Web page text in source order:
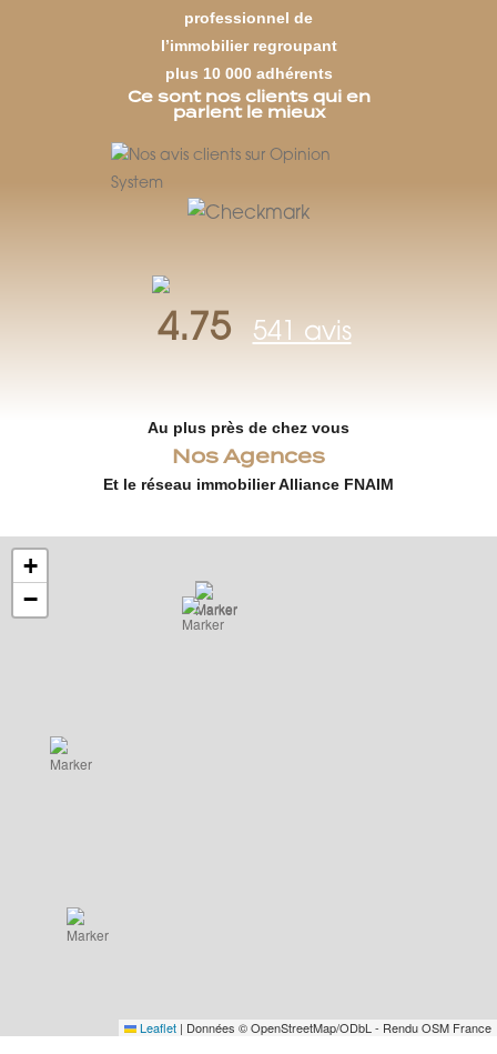
professionnel de
l’immobilier regroupant
plus 10 000 adhérents
Ce sont nos clients qui en
parlent le mieux
4.75 541 avis
Au plus près de chez vous
Nos Agences
Et le réseau immobilier Alliance FNAIM
+
−
Leaflet | Données © OpenStreetMap/ODbL - Rendu OSM France